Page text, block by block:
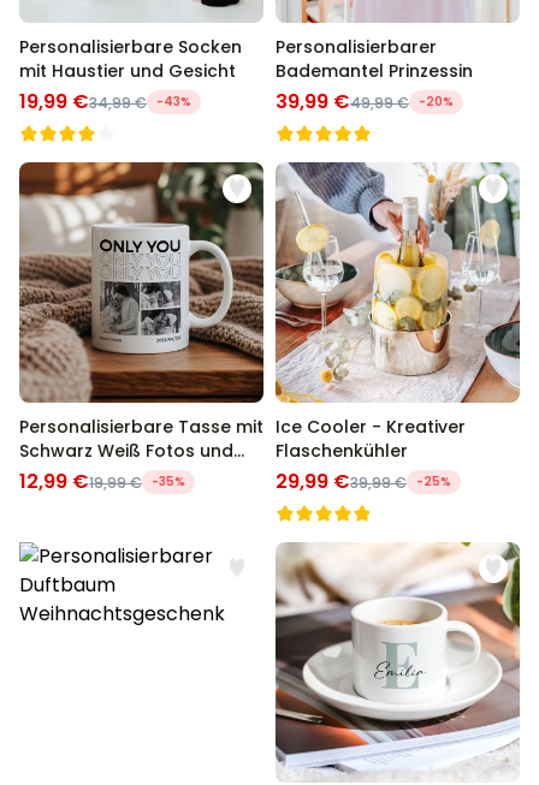
schließlich sind wir seit über 13 Jahren der Go-To Shop für
Personalisierbare Socken
mit Haustier und Gesicht
19,99 €34,99 € -43%
Personalisierbarer
Bademantel Prinzessin
39,99 €49,99 € -20%
Personalisierbare Tasse mit
Schwarz Weiß Fotos und
Text
12,99 €19,99 € -35%
Ice Cooler - Kreativer
Flaschenkühler
29,99 €39,99 € -25%